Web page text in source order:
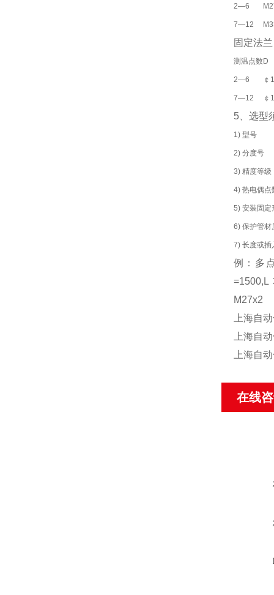
2—6
7—12
固定法兰
测温点数 D
2—6 ￠
7—12 ￠
5、选型
1) 型号
2) 分度号
3) 精度等级
4) 热电偶
5) 安装固
6) 保护管
7) 长度或插
例：多
M27x2
上海自
上海自
上海自
在线